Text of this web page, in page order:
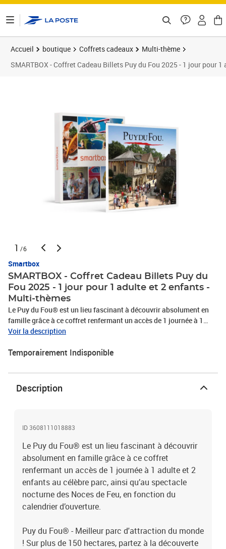
Accueil boutique Coffrets cadeaux
Multi-thème
SMARTBOX - Coffret Cadeau Billets Puy du Fou 2025 - 1 jour pour
1 /6
Smartbox
SMARTBOX - Coffret Cadeau Billets Puy du
Fou 2025 - 1 jour pour 1 adulte et 2 enfants -
Multi-thèmes
Le Puy du Fou® est un lieu fascinant à découvrir absolument en
famille grâce à ce coffret renfermant un accès de 1 journée à 1
adulte et 2 enfants au célèbre parc, ainsi qu’au spectacle nocturne
Fou® - Meilleur parc d'attraction du monde ! Sur plus de 150
spectacles grandioses aux mises en scène audacieuses, 4 villages
authentiques et leurs artisans d’art et plus de 1500 animaux en
pleine nature. Assistez à l’attaque des Vikings au Fort de l’An Mil,
l’Antiquité à nos jours, vibrez au rythme des effets spéciaux, des
épopée enchantée dans un lieu où les émotions sont éternelles
!Billets Puy du Fou 2025 - 1 jour pour 1 adulte et 2 enfants
Voir la description
Temporairement Indisponible
Description
ID 3608111018883
Le Puy du Fou® est un lieu fascinant à découvrir
absolument en famille grâce à ce coffret
renfermant un accès de 1 journée à 1 adulte et 2
enfants au célèbre parc, ainsi qu’au spectacle
nocturne des Noces de Feu, en fonction du
calendrier d’ouverture.
Puy du Fou® - Meilleur parc d'attraction du monde
! Sur plus de 150 hectares, partez à la découverte